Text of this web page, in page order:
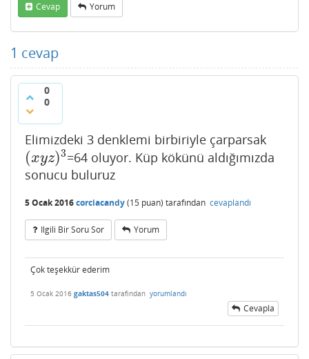
Cevap Yorum
1 cevap
0
0
Elimizdeki 3 denklemi birbiriyle çarparsak
(xyz)3
(xyz)3
=64 oluyor. Küp kökünü aldığımızda
sonucu buluruz
5 Ocak 2016corciacandy(15 puan) tarafından cevaplandı
Ilgili Bir Soru Sor Yorum
Çok teşekkür ederim
5 Ocak 2016 gaktas504 tarafından yorumlandı
Cevapla